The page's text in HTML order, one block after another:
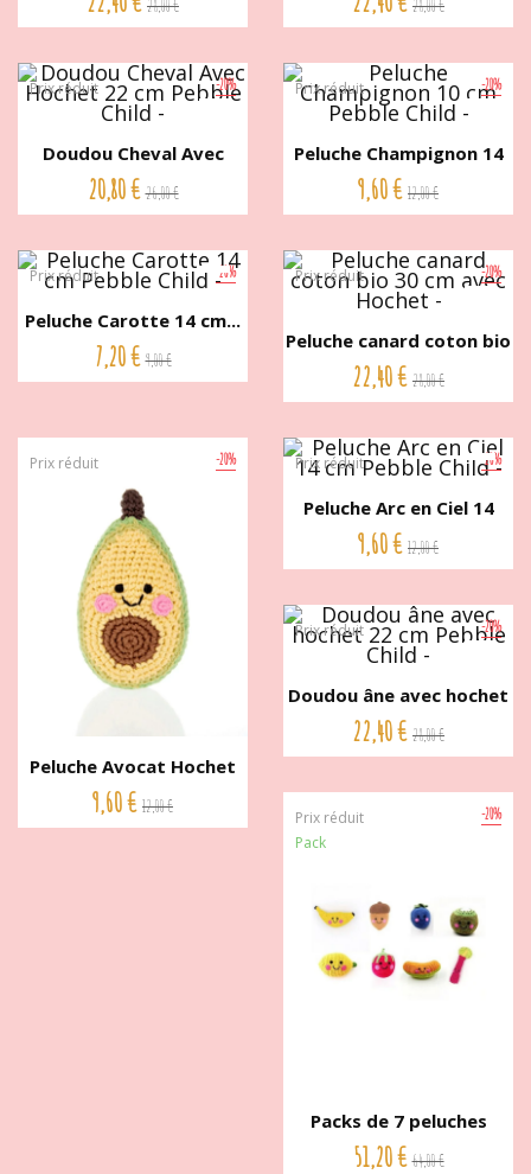
28,00 € 28,00 €
-20%
Prix réduit
Doudou Cheval Avec
Hochet...
20,80 € 26,00 €
-20%
Prix réduit
Peluche Champignon 14
cm...
9,60 € 12,00 €
-20%
Prix réduit
Peluche Carotte 14 cm...
7,20 € 9,00 €
-20%
Prix réduit
Peluche canard coton bio
30...
22,40 € 28,00 €
-20%
Prix réduit
Peluche Avocat Hochet
12 cm...
9,60 € 12,00 €
-20%
Prix réduit
Peluche Arc en Ciel 14
cm...
9,60 € 12,00 €
-20%
Prix réduit
Doudou âne avec hochet
22...
22,40 € 28,00 €
-20%
Prix réduit
Pack
Packs de 7 peluches
Fruits...
51,20 € 64,00 €